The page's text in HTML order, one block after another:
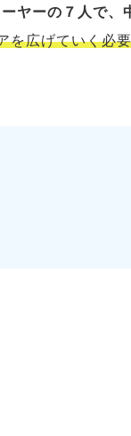
ヤーの７人で
を広げていく必